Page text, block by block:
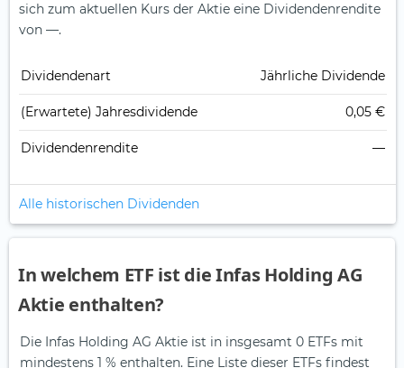
sich zum aktuellen Kurs der Aktie eine Dividendenrendite
von —.
Dividendenart Jährliche Dividende
(Erwartete) Jahresdividende 0,05 €
Dividendenrendite —
Alle historischen Dividenden
In welchem ETF ist die Infas Holding AG
Aktie enthalten?
Die Infas Holding AG Aktie ist in insgesamt 0 ETFs mit
mindestens 1 % enthalten. Eine Liste dieser ETFs findest